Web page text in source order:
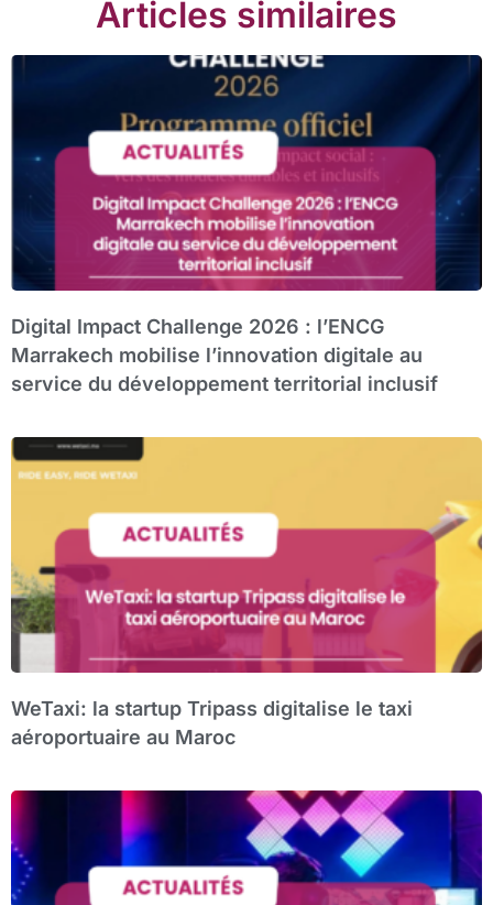
Articles similaires
Digital Impact Challenge 2026 : l’ENCG
Marrakech mobilise l’innovation digitale au
service du développement territorial inclusif
WeTaxi: la startup Tripass digitalise le taxi
aéroportuaire au Maroc